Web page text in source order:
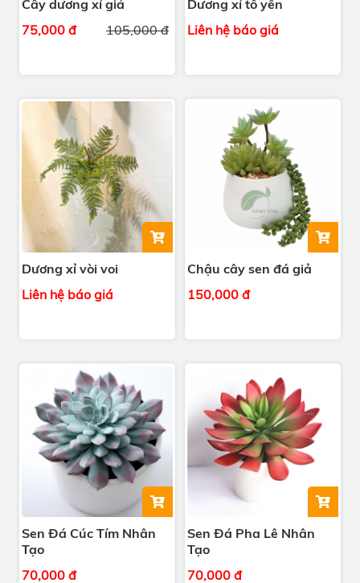
Cây dương xỉ giả
105,000 đ
75,000 đ
Dương xỉ tổ yến
Liên hệ báo giá
Dương xỉ vòi voi
Liên hệ báo giá
Chậu cây sen đá giả
150,000 đ
Sen Đá Cúc Tím Nhân
Tạo
70,000 đ
Sen Đá Pha Lê Nhân
Tạo
70,000 đ